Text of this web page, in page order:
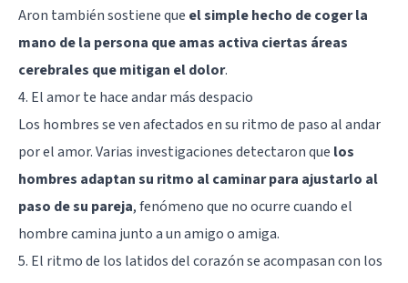
Aron también sostiene que el simple hecho de coger la
mano de la persona que amas activa ciertas áreas
cerebrales que mitigan el dolor.
4. El amor te hace andar más despacio
Los hombres se ven afectados en su ritmo de paso al andar
por el amor. Varias investigaciones detectaron que los
hombres adaptan su ritmo al caminar para ajustarlo al
paso de su pareja, fenómeno que no ocurre cuando el
hombre camina junto a un amigo o amiga.
5. El ritmo de los latidos del corazón se acompasan con los